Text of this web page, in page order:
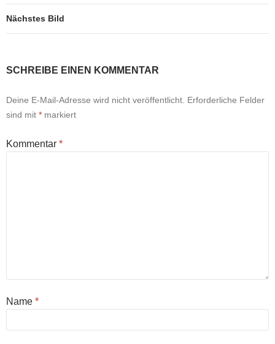
Nächstes Bild
SCHREIBE EINEN KOMMENTAR
Deine E-Mail-Adresse wird nicht veröffentlicht. Erforderliche Felder
sind mit * markiert
Kommentar *
Name *